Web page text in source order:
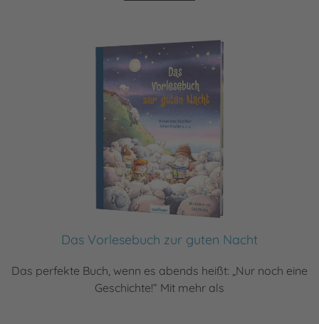
Das Vorlesebuch zur guten Nacht
Das perfekte Buch, wenn es abends heißt: „Nur noch eine
Geschichte!“ Mit mehr als